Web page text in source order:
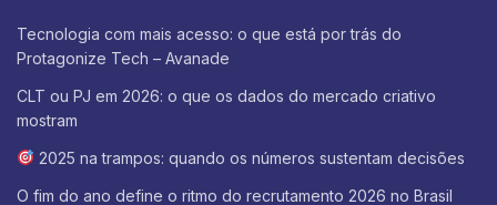
Tecnologia com mais acesso: o que está por trás do
Protagonize Tech – Avanade
CLT ou PJ em 2026: o que os dados do mercado criativo
mostram
2025 na trampos: quando os números sustentam decisões
O fim do ano define o ritmo do recrutamento 2026 no Brasil